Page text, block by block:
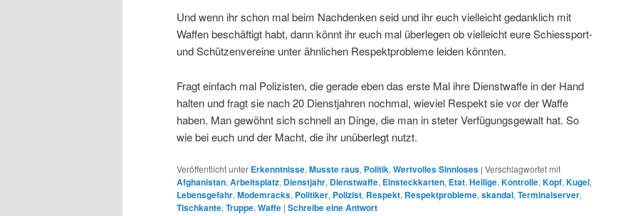
Und wenn ihr schon mal beim Nachdenken seid und ihr euch vielleicht gedanklich mit
Waffen beschäftigt habt, dann könnt ihr euch mal überlegen ob vielleicht eure Schiessport-
und Schützenvereine unter ähnlichen Respektprobleme leiden könnten.
Fragt einfach mal Polizisten, die gerade eben das erste Mal ihre Dienstwaffe in der Hand
halten und fragt sie nach 20 Dienstjahren nochmal, wieviel Respekt sie vor der Waffe
haben. Man gewöhnt sich schnell an Dinge, die man in steter Verfügungsgewalt hat. So
wie bei euch und der Macht, die ihr unüberlegt nutzt.
Veröffentlicht unter Erkenntnisse, Musste raus, Politik, Wertvolles Sinnloses | Verschlagwortet mit
Afghanistan, Arbeitsplatz, Dienstjahr, Dienstwaffe, Einsteckkarten, Etat, Heilige, Kontrolle, Kopf, Kugel,
Lebensgefahr, Modemracks, Politiker, Polizist, Respekt, Respektprobleme, skandal, Terminalserver,
Tischkante, Truppe, Waffe | Schreibe eine Antwort